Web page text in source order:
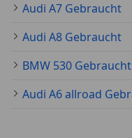
Audi A7 Gebraucht
Audi A8 Gebraucht
BMW 530 Gebraucht